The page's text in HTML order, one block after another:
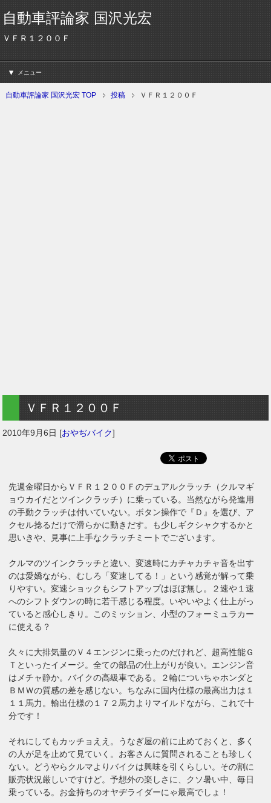
自動車評論家 国沢光宏
ＶＦＲ１２００Ｆ
メニュー
自動車評論家 国沢光宏 TOP 投稿 ＶＦＲ１２００Ｆ
ＶＦＲ１２００Ｆ
2010年9月6日 [おやぢバイク]
先週金曜日からＶＦＲ１２００Ｆのデュアルクラッチ（クルマギ
ョウカイだとツインクラッチ）に乗っている。当然ながら発進用
の手動クラッチは付いていない。ボタン操作で『Ｄ』を選び、ア
クセル捻るだけで滑らかに動きだす。も少しギクシャクするかと
思いきや、見事に上手なクラッチミートでございます。
クルマのツインクラッチと違い、変速時にカチャカチャ音を出す
のは愛嬌ながら、むしろ「変速してる！」という感覚が解って乗
りやすい。変速ショックもシフトアップはほぼ無し。２速や１速
へのシフトダウンの時に若干感じる程度。いやいやよく仕上がっ
ていると感心しきり。このミッション、小型のフォーミュラカー
に使える？
久々に大排気量のＶ４エンジンに乗ったのだけれど、超高性能Ｇ
Ｔといったイメージ。全ての部品の仕上がりが良い。エンジン音
はメチャ静か。バイクの高級車である。２輪についちゃホンダと
ＢＭＷの質感の差を感じない。ちなみに国内仕様の最高出力は１
１１馬力。輸出仕様の１７２馬力よりマイルドながら、これで十
分です！
それにしてもカッチョええ。うなぎ屋の前に止めておくと、多く
の人が足を止めて見ていく。お客さんに質問されることも珍しく
ない。どうやらクルマよりバイクは興味を引くらしい。その割に
販売状況厳しいですけど。予想外の楽しさに、クソ暑い中、毎日
乗っている。お金持ちのオヤヂライダーにゃ最高でしょ！